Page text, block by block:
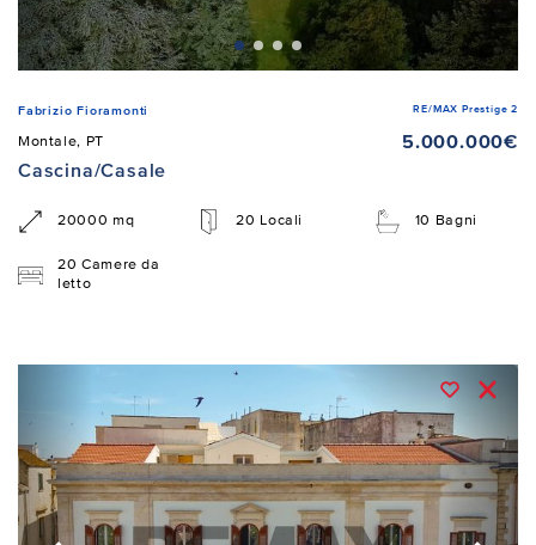
Fabrizio Fioramonti RE/MAX Prestige 2
Montale, PT
5.000.000€
Cascina/Casale
20000 mq 20 Locali 10 Bagni
20 Camere da
letto